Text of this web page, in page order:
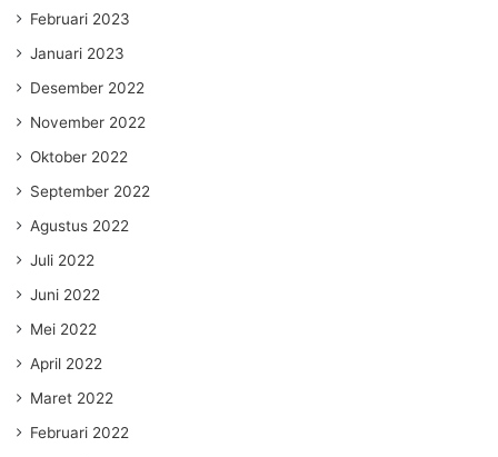
Februari 2023
Januari 2023
Desember 2022
November 2022
Oktober 2022
September 2022
Agustus 2022
Juli 2022
Juni 2022
Mei 2022
April 2022
Maret 2022
Februari 2022